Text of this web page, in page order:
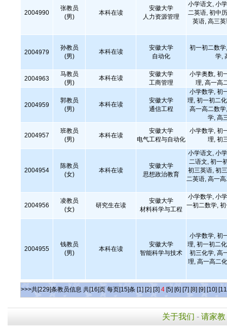
2004990
张教员
(男)
本科在读
安徽大学
人力资源管理
小学语文, 小
二英语, 初中
英语, 高三
2004979
孙教员
(男)
本科在读
安徽大学
自动化
初一初二数
学,
2004963
马教员
(男)
本科在读
安徽大学
工商管理
小学奥数, 初
理, 高一高
2004959
郭教员
(男)
本科在读
安徽大学
通信工程
小学数学, 初
理, 初一初二
高一高二数
学, 高
2004957
班教员
(男)
本科在读
安徽大学
电气工程与自动化
小学数学, 初
理, 初
2004954
陈教员
(女)
本科在读
安徽大学
思想政治教育
小学语文, 小
二语文, 初一
初三英语, 初
二英语, 高一
2004956
凌教员
(女)
研究生在读
安徽大学
材料科学与工程
小学数学, 小
一初二数学,
2004955
钱教员
(男)
本科在读
安徽大学
智能科学与技术
小学数学, 初
理, 初一初二
初三化学, 高
理, 高一高二
>>>共[229]条教员信息 共[16]页 每页[15]条 [1] [2] [3] 4 [5] [6] [7] [8] [9] [10]
关于我们 - 请家教